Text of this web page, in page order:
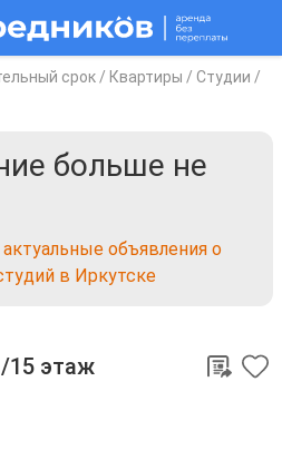
срок / Квартиры / Студии /
больше не
актуальные объявления о
в Иркутске
15 этаж